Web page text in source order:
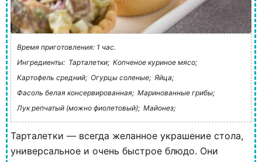
Время приготовления: 1 час.
Ингредиенты: Тарталетки; Копченое куриное мясо;
Картофель средний; Огурцы соленые; Яйца;
Фасоль белая консервированная; Маринованные грибы;
Лук репчатый (можно фиолетовый); Майонез;
Тарталетки — всегда желанное украшение стола,
универсальное и очень быстрое блюдо. Они